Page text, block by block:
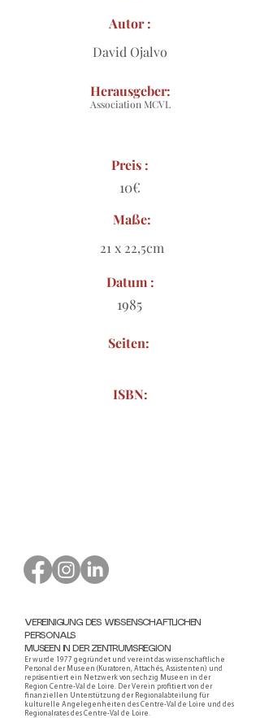
David Ojalvo
Autor :
Association MCVL
Herausgeber:
Preis :
10€
Maße:
21 x 22,5cm
Datum :
1985
Seiten:
ISBN:
VEREINIGUNG DES WISSENSCHAFTLICHEN
PERSONALS
MUSEEN IN DER ZENTRUMSREGION
Er wurde 1977 gegründet und vereint das wissenschaftliche
Personal der Museen (Kuratoren, Attachés, Assistenten) und
repräsentiert ein Netzwerk von sechzig Museen in der
Region Centre-Val de Loire. Der Verein profitiert von der
finanziellen Unterstützung der Regionalabteilung für
kulturelle Angelegenheiten des Centre-Val de Loire und des
Regionalrates des Centre-Val de Loire.